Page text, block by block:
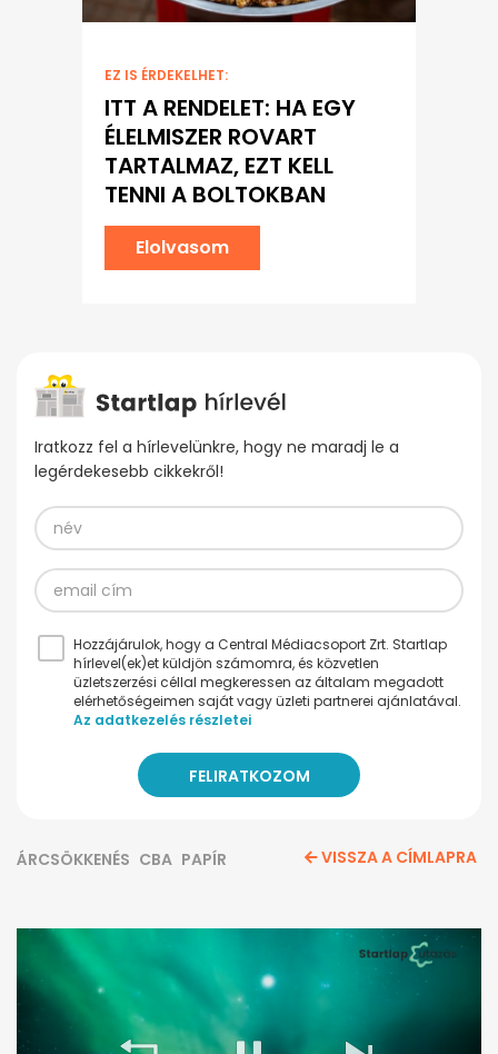
EZ IS ÉRDEKELHET:
ITT A RENDELET: HA EGY
ÉLELMISZER ROVART
TARTALMAZ, EZT KELL
TENNI A BOLTOKBAN
Elolvasom
Iratkozz fel a hírlevelünkre, hogy ne maradj le a
legérdekesebb cikkekről!
Hozzájárulok, hogy a Central Médiacsoport Zrt. Startlap
hírlevel(ek)et küldjön számomra, és közvetlen
üzletszerzési céllal megkeressen az általam megadott
elérhetőségeimen saját vagy üzleti partnerei ajánlatával.
Az adatkezelés részletei
ÁRCSÖKKENÉS CBA PAPÍR VISSZA A CÍMLAPRA